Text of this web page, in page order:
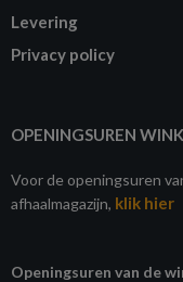
Levering
Privacy policy
OPENINGSUREN
Voor de openingsuren
afhaalmagazijn, klik hier
Openingsuren van de